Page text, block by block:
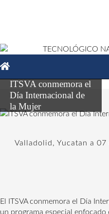
ITSVA conmemora el
Día Internacional de
la Mujer
Valladolid, Yucatan a
El ITSVA conmemora el Día
un programa especial